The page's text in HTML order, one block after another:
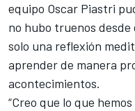
equipo Oscar Piastri
no hubo truenos
solo una reflexión
aprender de manera
acontecimientos.
“Creo que lo que